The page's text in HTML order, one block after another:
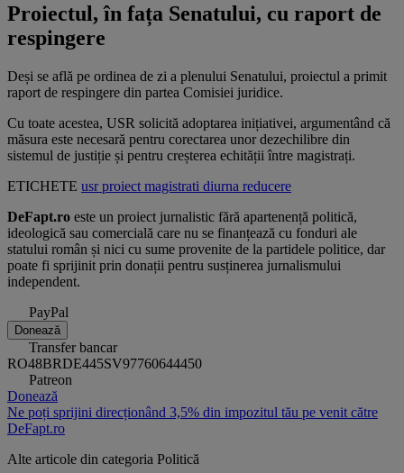
Proiectul, în fața Senatului, cu raport de
respingere
Deși se află pe ordinea de zi a plenului Senatului, proiectul a primit
raport de respingere din partea Comisiei juridice.
Cu toate acestea, USR solicită adoptarea inițiativei, argumentând că
măsura este necesară pentru corectarea unor dezechilibre din
sistemul de justiție și pentru creșterea echității între magistrați.
ETICHETE usrproiect magistrati diurna reducere
DeFapt.ro este un proiect jurnalistic fără apartenență politică,
ideologică sau comercială care nu se finanțează cu fonduri ale
statului român și nici cu sume provenite de la partidele politice, dar
poate fi sprijinit prin donații pentru susținerea jurnalismului
independent.
PayPal
Donează
Transfer bancar
RO48BRDE445SV97760644450
Patreon
Donează
Ne poți sprijini direcționând 3,5% din impozitul tău pe venit către
DeFapt.ro
Alte articole din categoria Politică